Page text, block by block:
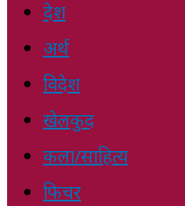
देश
अर्थ
विदेश
खेलकुद
कला/साहित्य
फिचर